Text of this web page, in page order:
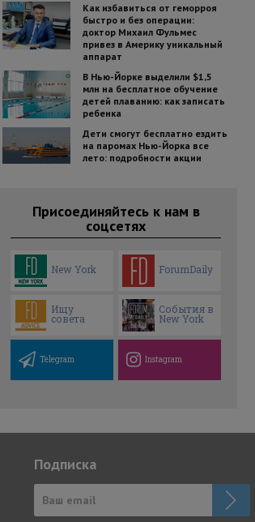
Как избавиться от геморроя
быстро и без операции:
доктор Михаил Фульмес
привез в Америку уникальный
аппарат
В Нью-Йорке выделили $1,5
млн на бесплатное обучение
детей плаванию: как записать
ребенка
Дети смогут бесплатно ездить
на паромах Нью-Йорка все
лето: подробности акции
Присоединяйтесь к нам в
соцсетях
New York ForumDaily
Ищу
совета
События в
New York
Telegram Instagram
Подписка